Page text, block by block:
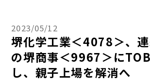
2023/05/12
堺化学工業＜4078＞、
の堺商事＜9967＞に
し、親子上場を解消へ